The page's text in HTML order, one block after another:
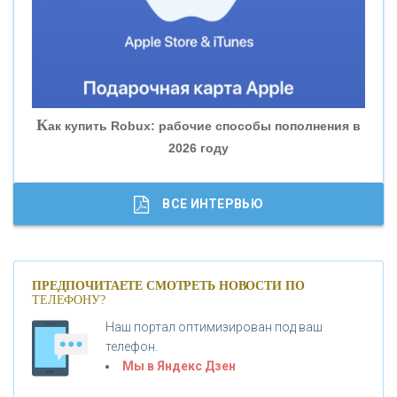
«БАНК ГЛОБЭКС»
«СОВКОМБАНК»
«ГАЗПРОМБАНК»
«МОСКОВСКИЙ КРЕДИТНЫЙ БАНК»
«БАНК ВОЗРОЖДЕНИЕ»
Как купить Robux: рабочие способы пополнения в
2026 году
Банки.ру обновил логотип впервые за 19 лет -
ВСЕ ИНТЕРВЬЮ
ПРЕДПОЧИТАЕТЕ СМОТРЕТЬ НОВОСТИ ПО
ТЕЛЕФОНУ?
Наш портал оптимизирован под ваш
телефон.
Мы в Яндекс Дзен